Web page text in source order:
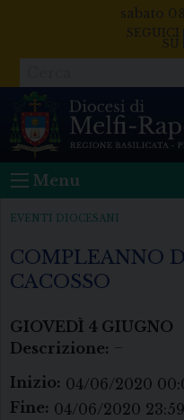
sabato
Menu
EVENTI DIOCESANI
COMPLEANNO
CACOSSO
GIOVEDÌ 4 GIUGNO
Descrizione: –
Inizio: 04/06/2020
Fine: 04/06/2020 23:59